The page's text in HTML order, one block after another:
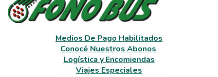
Medios De Pago Habilitados
Conocé Nuestros Abonos
Logística y Encomiendas
Viajes Especiales